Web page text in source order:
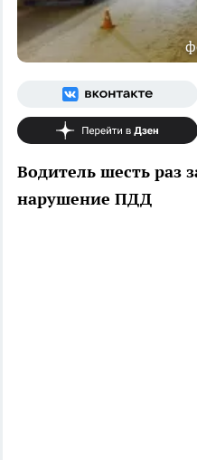
Водитель шесть раз
нарушение ПДД